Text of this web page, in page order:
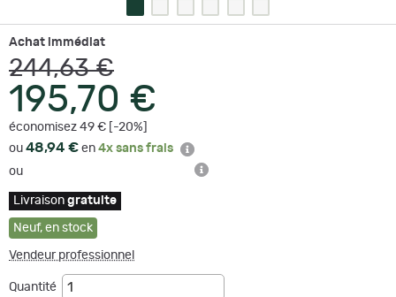
Achat immédiat
244,63 €
195,70 €
économisez 49 € [-20%]
ou 48,94 € en 4x sans frais
ou
Livraison gratuite
Neuf, en stock
Vendeur professionnel
Quantité